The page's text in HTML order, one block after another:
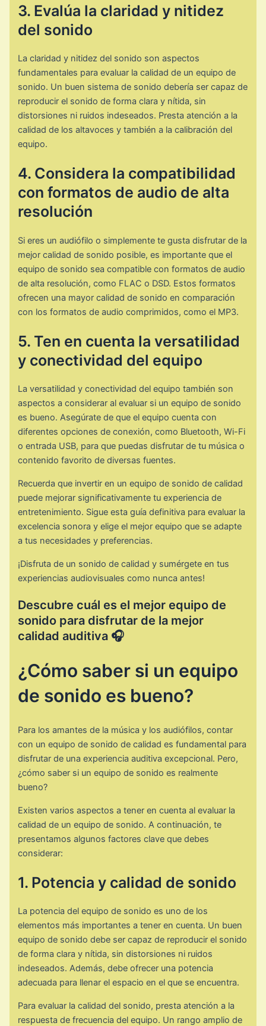
3. Evalúa la claridad y nitidez
del sonido
La claridad y nitidez del sonido son aspectos
fundamentales para evaluar la calidad de un equipo de
sonido. Un buen sistema de sonido debería ser capaz de
reproducir el sonido de forma clara y nítida, sin
distorsiones ni ruidos indeseados. Presta atención a la
calidad de los altavoces y también a la calibración del
equipo.
4. Considera la compatibilidad
con formatos de audio de alta
resolución
Si eres un audiófilo o simplemente te gusta disfrutar de la
mejor calidad de sonido posible, es importante que el
equipo de sonido sea compatible con formatos de audio
de alta resolución, como FLAC o DSD. Estos formatos
ofrecen una mayor calidad de sonido en comparación
con los formatos de audio comprimidos, como el MP3.
5. Ten en cuenta la versatilidad
y conectividad del equipo
La versatilidad y conectividad del equipo también son
aspectos a considerar al evaluar si un equipo de sonido
es bueno. Asegúrate de que el equipo cuenta con
diferentes opciones de conexión, como Bluetooth, Wi-Fi
o entrada USB, para que puedas disfrutar de tu música o
contenido favorito de diversas fuentes.
Recuerda que invertir en un equipo de sonido de calidad
puede mejorar significativamente tu experiencia de
entretenimiento. Sigue esta guía definitiva para evaluar la
excelencia sonora y elige el mejor equipo que se adapte
a tus necesidades y preferencias.
¡Disfruta de un sonido de calidad y sumérgete en tus
experiencias audiovisuales como nunca antes!
Descubre cuál es el mejor equipo de
sonido para disfrutar de la mejor
calidad auditiva 🎧
¿Cómo saber si un equipo
de sonido es bueno?
Para los amantes de la música y los audiófilos, contar
con un equipo de sonido de calidad es fundamental para
disfrutar de una experiencia auditiva excepcional. Pero,
¿cómo saber si un equipo de sonido es realmente
bueno?
Existen varios aspectos a tener en cuenta al evaluar la
calidad de un equipo de sonido. A continuación, te
presentamos algunos factores clave que debes
considerar:
1. Potencia y calidad de sonido
La potencia del equipo de sonido es uno de los
elementos más importantes a tener en cuenta. Un buen
equipo de sonido debe ser capaz de reproducir el sonido
de forma clara y nítida, sin distorsiones ni ruidos
indeseados. Además, debe ofrecer una potencia
adecuada para llenar el espacio en el que se encuentra.
Para evaluar la calidad del sonido, presta atención a la
respuesta de frecuencia del equipo. Un rango amplio de